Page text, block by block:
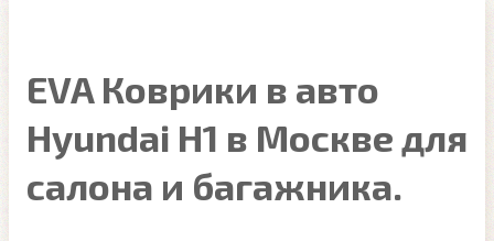
EVA Коврики в авто
Hyundai H1 в Москве для
салона и багажника.